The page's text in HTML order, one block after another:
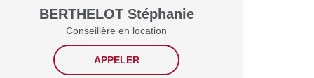
BERTHELOT Stéphanie
Conseillère en location
APPELER